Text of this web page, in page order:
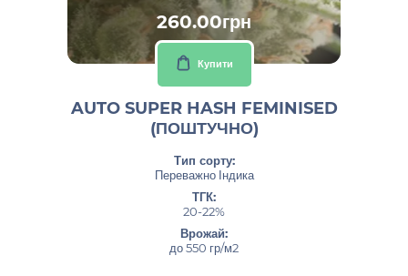
260.00грн
Купити
AUTO SUPER HASH FEMINISED
(ПОШТУЧНО)
Тип сорту:
Переважно Індика
ТГК:
20-22%
Врожай:
до 550 гр/м2